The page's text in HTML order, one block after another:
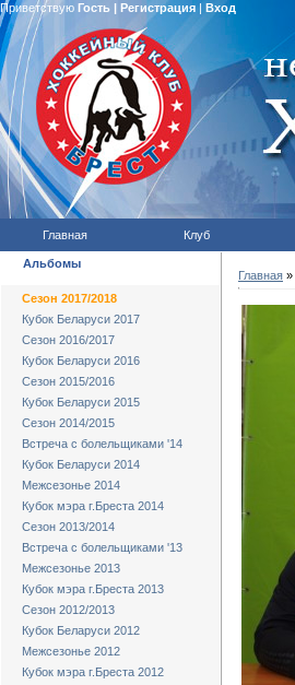
Приветствую Гость | Регистрация| Вход
Главная Клуб
Альбомы
Сезон 2017/2018
Кубок Беларуси 2017
Сезон 2016/2017
Кубок Беларуси 2016
Сезон 2015/2016
Кубок Беларуси 2015
Сезон 2014/2015
Встреча с болельщиками '14
Кубок Беларуси 2014
Межсезонье 2014
Кубок мэра г.Бреста 2014
Сезон 2013/2014
Встреча с болельщиками '13
Межсезонье 2013
Кубок мэра г.Бреста 2013
Сезон 2012/2013
Кубок Беларуси 2012
Межсезонье 2012
Кубок мэра г.Бреста 2012
Главная »